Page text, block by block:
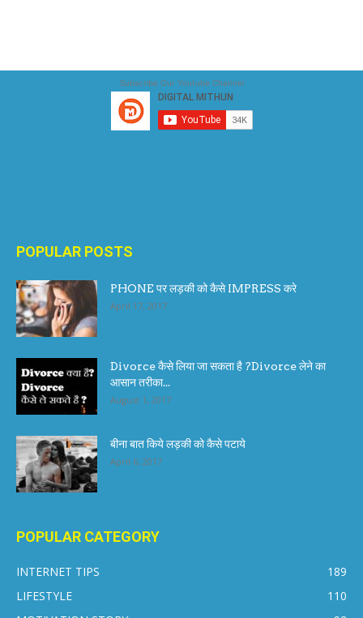
Subscribe Our Youtube Channel
POPULAR POSTS
PHONE पर लड़की को कैसे IMPRESS करे
April 17, 2017
Divorce कैसे लिया जा सकता है ?Divorce लेने का
आसान तरीका...
August 1, 2017
बीना बात किये लड़की को कैसे पटाये
April 6, 2017
POPULAR CATEGORY
INTERNET TIPS
189
LIFESTYLE
110